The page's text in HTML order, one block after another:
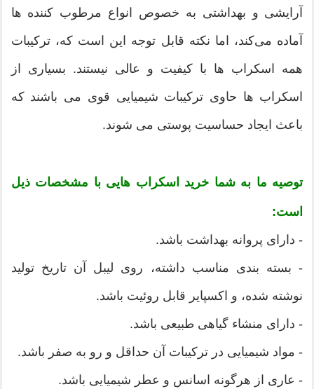
آرایشی و بهداشتی به خصوص انواع مرطوب کننده ها
آماده‌ می‌کند، اما نکته قابل توجه این است که، ترکیبات
همه اسکراب ها با کیفیت و عالی نیستند. بسیاری از
اسکراب ها حاوی ترکیبات شیمیایی قوی می باشند که
باعث ایجاد حساسیت پوستی می شوند.
توصیه ما به شما خرید اسکراب هایی با مشخصات ذیل
است:
- دارای پروانه بهداشت باشد.
- بسته بندی مناسب داشته، روی لیبل آن تاریخ تولید
نوشته شده، و اکسپایر قابل روئیت باشد.
- دارای منشاء گیاهی طبیعی باشد.
- مواد شیمیایی در ترکیبات آن حداقل و رو به صفر باشد.
- عاری از هرگونه اسانس و عطر شیمیایی باشد.